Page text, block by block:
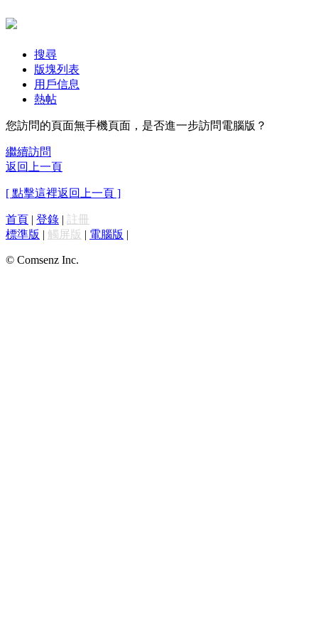
搜尋
版塊列表
用戶信息
熱帖
您訪問的頁面無手機頁面，是否進一步訪問電腦版？
繼續訪問
返回上一頁
[ 點擊這裡返回上一頁 ]
首頁 | 登錄 | 註冊
標準版 | 觸屏版 | 電腦版 |
© Comsenz Inc.